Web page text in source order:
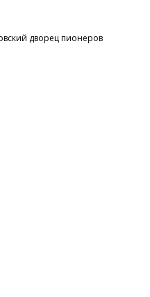
дворец пионеров